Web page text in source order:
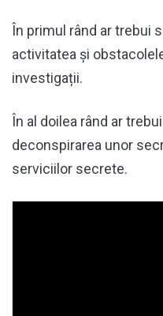
În primul rând ar trebui
activitatea și
investigații.
În al doilea rând ar
deconspirarea unor
serviciilor secrete.